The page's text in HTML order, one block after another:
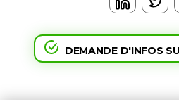
DEMANDE D'INFOS